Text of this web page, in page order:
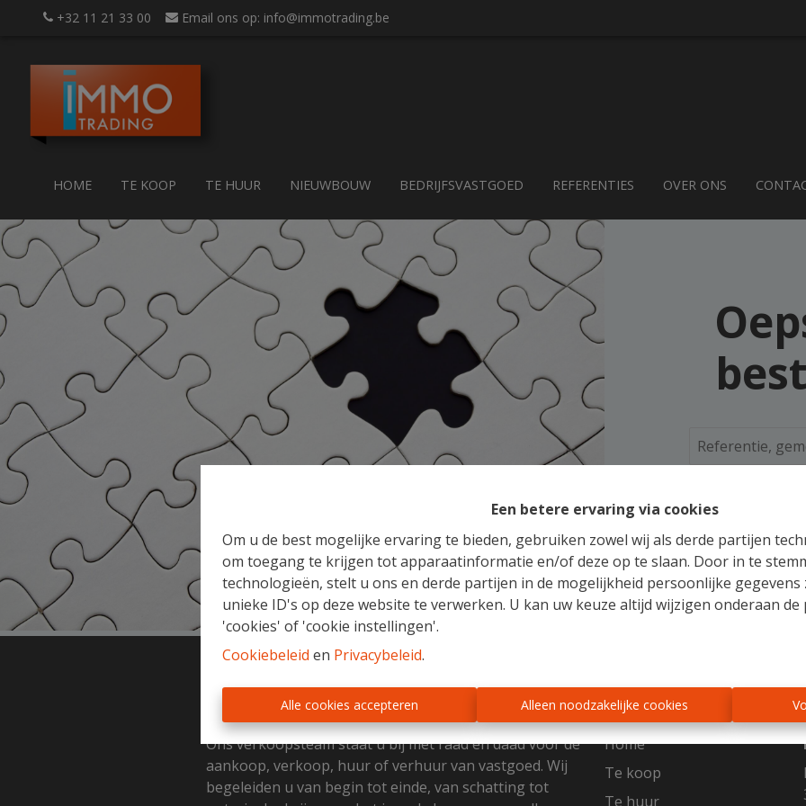
Een betere ervaring via cookies
Om u de best mogelijke ervaring te bieden, gebruiken zowel wij als derde partijen
om toegang te krijgen tot apparaatinformatie en/of deze op te slaan. Door in te
technologieën, stelt u ons en derde partijen in de mogelijkheid persoonlijke
unieke ID's op deze website te verwerken. U kan uw keuze altijd wijzigen onderaan de
'cookies' of 'cookie instellingen'.
Cookiebeleid en Privacybeleid.
Alle cookies accepteren Alleen noodzakelijke cookies
+32 11 21 33 00 Email ons op: info@immotrading.be
HOME TE KOOP TE HUUR NIEUWBOUW BEDRIJFSVASTGOED REFERENTIES OVER ONS
Gratis Schatting
Ons verkoopsteam staat u bij met raad en daad voor de
aankoop, verkoop, huur of verhuur van vastgoed. Wij
begeleiden u van begin tot einde, van schatting tot
Sitemap
Home
Te koop
Te huur